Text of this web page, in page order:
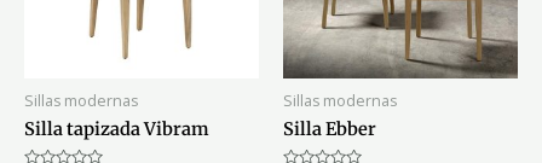
Sillas modernas
Silla tapizada Vibram
Sillas modernas
Silla Ebber